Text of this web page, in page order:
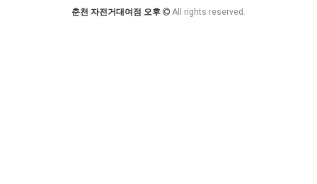
춘천 자전거대여점 오후 All rights reserved.